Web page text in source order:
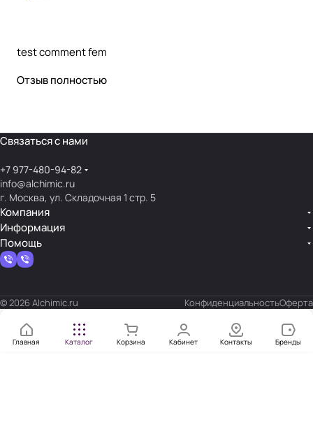
test comment fem
Отзыв полностью
Связаться с нами
+7 977-480-94-82
info@alchimic.ru
г. Москва, ул. Складочная 1 стр. 5
Компания
Информация
Помощь
© 2026 Alchimic.ru КонфиденциальностьОферта
Главная Каталог Корзина Кабинет Контакты Бренды